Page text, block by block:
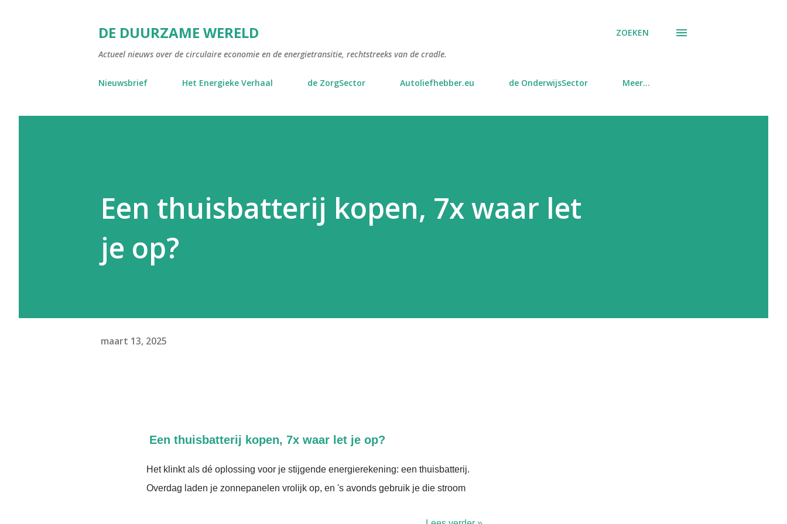
DE DUURZAME WERELD
Actueel nieuws over de circulaire economie en de energietransitie, rechtstreeks van de cradle.
ZOEKEN
Nieuwsbrief Het Energieke Verhaal de ZorgSector Autoliefhebber.eu de OnderwijsSector Meer…
Een thuisbatterij kopen, 7x waar let
je op?
maart 13, 2025
Een thuisbatterij kopen, 7x waar let je op?
Het klinkt als dé oplossing voor je stijgende energierekening: een thuisbatterij.
Overdag laden je zonnepanelen vrolijk op, en 's avonds gebruik je die stroom